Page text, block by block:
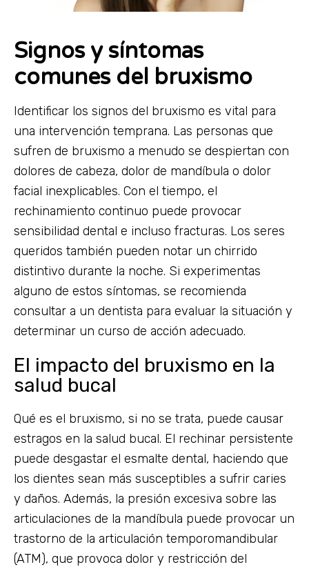
Signos y síntomas
comunes del bruxismo
Identificar los signos del bruxismo es vital para
una intervención temprana. Las personas que
sufren de bruxismo a menudo se despiertan con
dolores de cabeza, dolor de mandíbula o dolor
facial inexplicables. Con el tiempo, el
rechinamiento continuo puede provocar
sensibilidad dental e incluso fracturas. Los seres
queridos también pueden notar un chirrido
distintivo durante la noche. Si experimentas
alguno de estos síntomas, se recomienda
consultar a un dentista para evaluar la situación y
determinar un curso de acción adecuado.
El impacto del bruxismo en la
salud bucal
Qué es el bruxismo, si no se trata, puede causar
estragos en la salud bucal. El rechinar persistente
puede desgastar el esmalte dental, haciendo que
los dientes sean más susceptibles a sufrir caries
y daños. Además, la presión excesiva sobre las
articulaciones de la mandíbula puede provocar un
trastorno de la articulación temporomandibular
(ATM), que provoca dolor y restricción del